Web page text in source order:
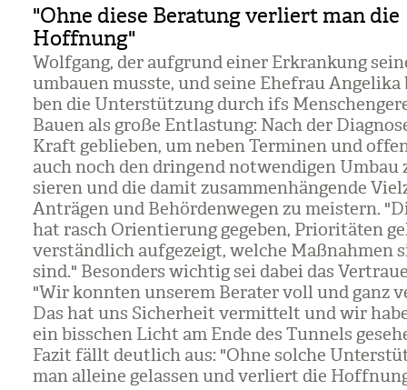
"Ohne diese Beratung verliert man die
Hoffnung"
Wolf­gang, der auf­grund einer Erkran­kung
umbauen musste, und seine Ehe­frau
ben die Unter­stüt­zung durch ifs
Bauen als große Ent­las­tung: Nach der
Kraft geblie­ben, um neben Ter­mi­nen und
auch noch den drin­gend not­wen­di­gen
sie­ren und die damit zusam­men­hän­gende
Anträ­gen und Behör­den­we­gen zu meis­tern.
hat rasch Ori­en­tie­rung gege­ben, Prio­ri­tä­ten
ver­ständ­lich auf­ge­zeigt, wel­che Maß­nah­men
sind." Beson­ders wich­tig sei dabei das
"Wir konn­ten unse­rem Bera­ter voll und ganz
Das hat uns Sicher­heit ver­mit­telt und wir
ein biss­chen Licht am Ende des Tun­nels
Fazit fällt deut­lich aus: "Ohne sol­che
man alleine gelas­sen und ver­liert die